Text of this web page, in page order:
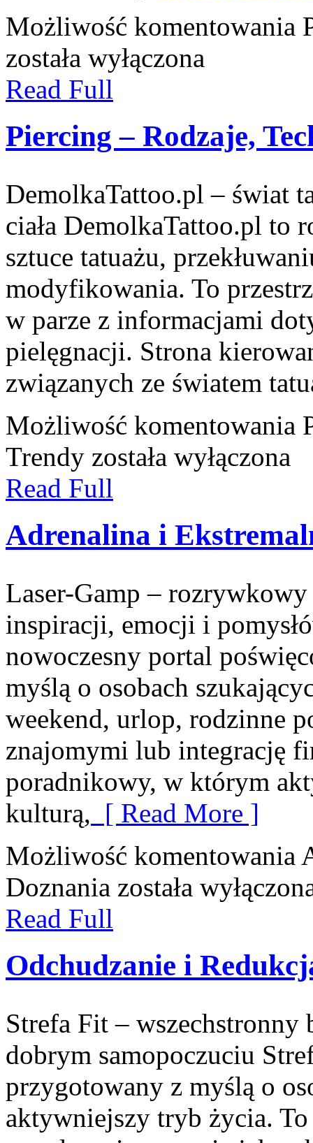
Możliwość komentowania
została wyłączona
Read Full
Piercing – Rodzaje,
DemolkaTattoo.pl – świat
ciała DemolkaTattoo.pl to
sztuce tatuażu,
modyfikowania. To
w parze z informacjami
pielęgnacji. Strona
związanych ze światem
Możliwość komentowania
Trendy została wyłączona
Read Full
Adrenalina i
Laser-Gamp –
inspiracji, emocji i
nowoczesny portal
myślą o osobach
weekend, urlop, rodzinne
znajomymi lub integrację
poradnikowy, w którym
kulturą, [ Read More ]
Możliwość komentowania
Doznania została
Read Full
Odchudzanie i
Strefa Fit –
dobrym samopoczuciu
przygotowany z myślą o
aktywniejszy tryb życia.